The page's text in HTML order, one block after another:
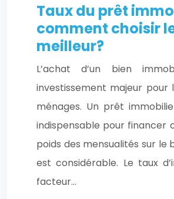
Taux du prêt
comment choisir
meilleur?
L’achat d’un bien
investissement majeur pour
ménages. Un prêt
indispensable pour financer
poids des mensualités sur le
est considérable. Le taux
facteur…